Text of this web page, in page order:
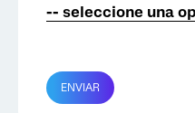
ENVIAR